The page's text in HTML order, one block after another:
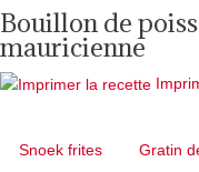
Bouillon de
mauricienne
Snoek frites
Gratin